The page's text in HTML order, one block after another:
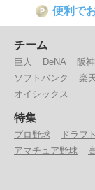
P 便利で
チーム
巨人 DeNA 阪神
ソフトバンク
楽
オイシックス
特集
プロ野球 ドラフ
アマチュア野球